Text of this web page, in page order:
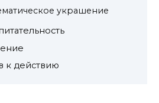
украшение
к действию